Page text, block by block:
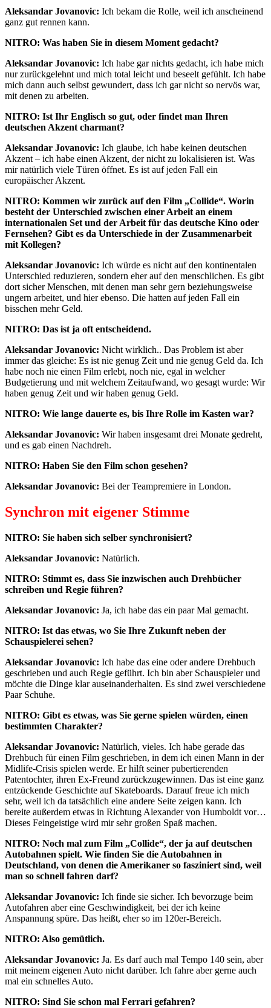
Aleksandar Jovanovic: Ich bekam die Rolle, weil ich anscheinend
ganz gut rennen kann.
NITRO: Was haben Sie in diesem Moment gedacht?
Aleksandar Jovanovic: Ich habe gar nichts gedacht, ich habe mich
nur zurückgelehnt und mich total leicht und beseelt gefühlt. Ich habe
mich dann auch selbst gewundert, dass ich gar nicht so nervös war,
mit denen zu arbeiten.
NITRO: Ist Ihr Englisch so gut, oder findet man Ihren
deutschen Akzent charmant?
Aleksandar Jovanovic: Ich glaube, ich habe keinen deutschen
Akzent – ich habe einen Akzent, der nicht zu lokalisieren ist. Was
mir natürlich viele Türen öffnet. Es ist auf jeden Fall ein
europäischer Akzent.
NITRO: Kommen wir zurück auf den Film „Collide“. Worin
besteht der Unterschied zwischen einer Arbeit an einem
internationalen Set und der Arbeit für das deutsche Kino oder
Fernsehen? Gibt es da Unterschiede in der Zusammenarbeit
mit Kollegen?
Aleksandar Jovanovic: Ich würde es nicht auf den kontinentalen
Unterschied reduzieren, sondern eher auf den menschlichen. Es gibt
dort sicher Menschen, mit denen man sehr gern beziehungsweise
ungern arbeitet, und hier ebenso. Die hatten auf jeden Fall ein
bisschen mehr Geld.
NITRO: Das ist ja oft entscheidend.
Aleksandar Jovanovic: Nicht wirklich.. Das Problem ist aber
immer das gleiche: Es ist nie genug Zeit und nie genug Geld da. Ich
habe noch nie einen Film erlebt, noch nie, egal in welcher
Budgetierung und mit welchem Zeitaufwand, wo gesagt wurde: Wir
haben genug Zeit und wir haben genug Geld.
NITRO: Wie lange dauerte es, bis Ihre Rolle im Kasten war?
Aleksandar Jovanovic: Wir haben insgesamt drei Monate gedreht,
und es gab einen Nachdreh.
NITRO: Haben Sie den Film schon gesehen?
Aleksandar Jovanovic: Bei der Teampremiere in London.
Synchron mit eigener Stimme
NITRO: Sie haben sich selber synchronisiert?
Aleksandar Jovanovic: Natürlich.
NITRO: Stimmt es, dass Sie inzwischen auch Drehbücher
schreiben und Regie führen?
Aleksandar Jovanovic: Ja, ich habe das ein paar Mal gemacht.
NITRO: Ist das etwas, wo Sie Ihre Zukunft neben der
Schauspielerei sehen?
Aleksandar Jovanovic: Ich habe das eine oder andere Drehbuch
geschrieben und auch Regie geführt. Ich bin aber Schauspieler und
möchte die Dinge klar auseinanderhalten. Es sind zwei verschiedene
Paar Schuhe.
NITRO: Gibt es etwas, was Sie gerne spielen würden, einen
bestimmten Charakter?
Aleksandar Jovanovic: Natürlich, vieles. Ich habe gerade das
Drehbuch für einen Film geschrieben, in dem ich einen Mann in der
Midlife-Crisis spielen werde. Er hilft seiner pubertierenden
Patentochter, ihren Ex-Freund zurückzugewinnen. Das ist eine ganz
entzückende Geschichte auf Skateboards. Darauf freue ich mich
sehr, weil ich da tatsächlich eine andere Seite zeigen kann. Ich
bereite außerdem etwas in Richtung Alexander von Humboldt vor…
Dieses Feingeistige wird mir sehr großen Spaß machen.
NITRO: Noch mal zum Film „Collide“, der ja auf deutschen
Autobahnen spielt. Wie finden Sie die Autobahnen in
Deutschland, von denen die Amerikaner so fasziniert sind, weil
man so schnell fahren darf?
Aleksandar Jovanovic: Ich finde sie sicher. Ich bevorzuge beim
Autofahren aber eine Geschwindigkeit, bei der ich keine
Anspannung spüre. Das heißt, eher so im 120er-Bereich.
NITRO: Also gemütlich.
Aleksandar Jovanovic: Ja. Es darf auch mal Tempo 140 sein, aber
mit meinem eigenen Auto nicht darüber. Ich fahre aber gerne auch
mal ein schnelles Auto.
NITRO: Sind Sie schon mal Ferrari gefahren?